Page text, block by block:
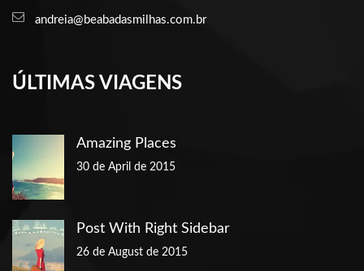
andreia@beabadasmilhas.com.br
ÚLTIMAS VIAGENS
Amazing Places
30 de April de 2015
Post With Right Sidebar
26 de August de 2015